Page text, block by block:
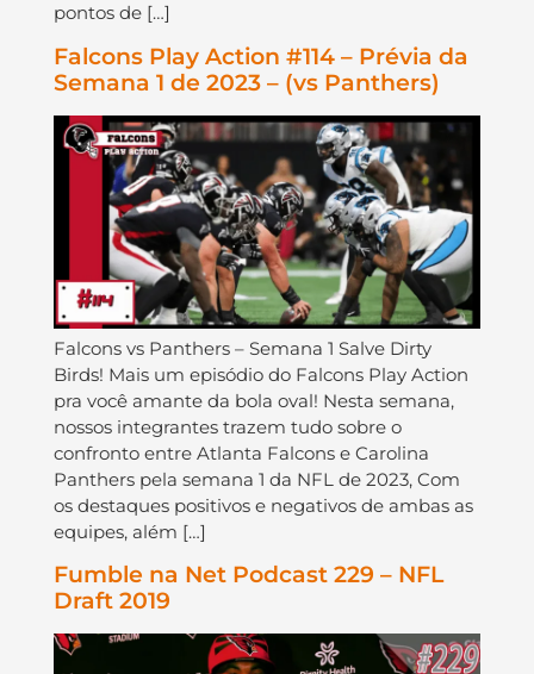
pontos de […]
Falcons Play Action #114 – Prévia da
Semana 1 de 2023 – (vs Panthers)
Falcons vs Panthers – Semana 1 Salve Dirty
Birds! Mais um episódio do Falcons Play Action
pra você amante da bola oval! Nesta semana,
nossos integrantes trazem tudo sobre o
confronto entre Atlanta Falcons e Carolina
Panthers pela semana 1 da NFL de 2023, Com
os destaques positivos e negativos de ambas as
equipes, além […]
Fumble na Net Podcast 229 – NFL
Draft 2019